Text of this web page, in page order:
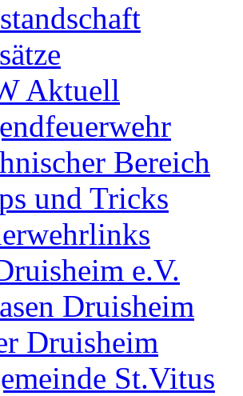
Aktuell
Bereich
und Tricks
e.V.
Druisheim
Druisheim
St.Vitus